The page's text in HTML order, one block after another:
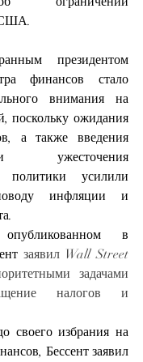
США.
президентом
финансов стало
внимания на
поскольку ожидания
а также введения
политики усилили
инфляции и
в
заявил Wall Street
задачами
налогов и
своего избрания на
Бессент заявил